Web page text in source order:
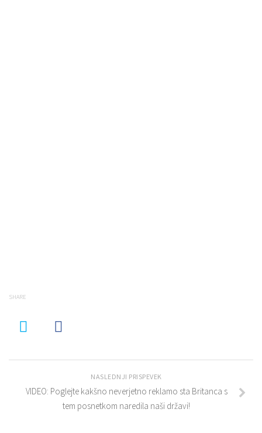
SHARE
NASLEDNJI PRISPEVEK
VIDEO: Poglejte kakšno neverjetno reklamo sta Britanca s
tem posnetkom naredila naši državi!